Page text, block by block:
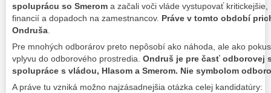
spoluprácu so Smerom a začali voči vláde vystupovať
financií a dopadoch na zamestnancov. Práve v tomto období
Ondruša
Pre mnohých odborárov preto nepôsobí ako náhoda, ale ako
vplyvu do odborového prostredia. Ondruš je pre časť odborovej
spolupráce s vládou, Hlasom a Smerom. Nie symbolom
A práve tu vzniká možno najzásadnejšia otázka celej kandidatúry: